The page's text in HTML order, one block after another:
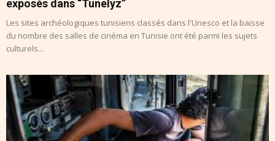
exposés dans “Tunelyz”
Les sites archéologiques tunisiens classés dans l'Unesco et la baisse
du nombre des salles de cinéma en Tunisie ont été parmi les sujets
culturels...